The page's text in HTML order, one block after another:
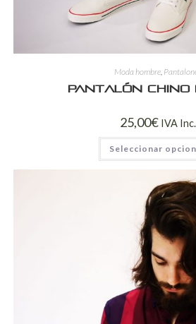
Moda hombre
Pantalón chino
25,00€ IVA Inc.
Seleccionar